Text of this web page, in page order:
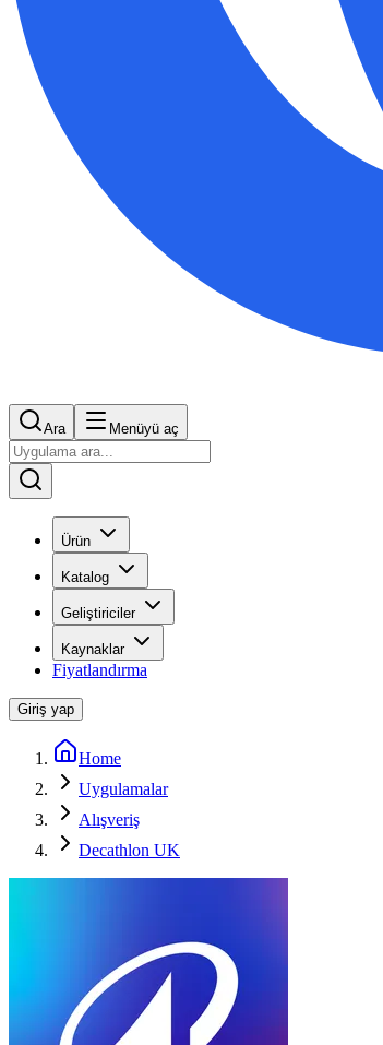
Ara Menüyü aç
Ürün
Katalog
Geliştiriciler
Kaynaklar
Fiyatlandırma
Giriş yap
Home
Uygulamalar
Alışveriş
Decathlon UK